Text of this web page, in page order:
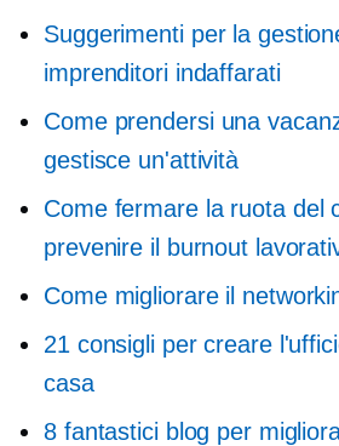
Suggerimenti per la
imprenditori indaffarati
Come prendersi una
gestisce un'attività
Come fermare la ruota del
prevenire il burnout
Come migliorare il
21 consigli per creare
casa
8 fantastici blog per